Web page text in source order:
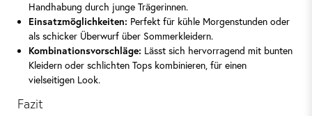
Handhabung durch junge Trägerinnen.
Einsatzmöglichkeiten: Perfekt für kühle Morgenstunden oder
als schicker Überwurf über Sommerkleidern.
Kombinationsvorschläge: Lässt sich hervorragend mit bunten
Kleidern oder schlichten Tops kombinieren, für einen
vielseitigen Look.
Fazit